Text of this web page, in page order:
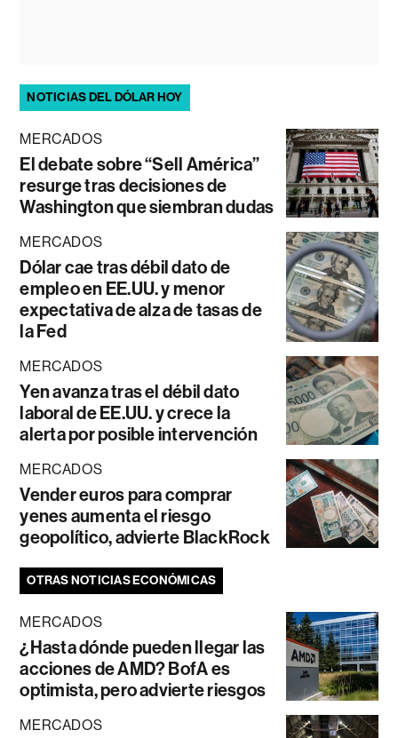
NOTICIAS DEL DÓLAR HOY
MERCADOS
El debate sobre “Sell América”
resurge tras decisiones de
Washington que siembran dudas
MERCADOS
Dólar cae tras débil dato de
empleo en EE.UU. y menor
expectativa de alza de tasas de
la Fed
MERCADOS
Yen avanza tras el débil dato
laboral de EE.UU. y crece la
alerta por posible intervención
MERCADOS
Vender euros para comprar
yenes aumenta el riesgo
geopolítico, advierte BlackRock
OTRAS NOTICIAS ECONÓMICAS
MERCADOS
¿Hasta dónde pueden llegar las
acciones de AMD? BofA es
optimista, pero advierte riesgos
MERCADOS